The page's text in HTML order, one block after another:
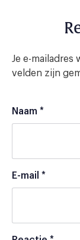
Je e-
velden zijn
Naam *
E-mail *